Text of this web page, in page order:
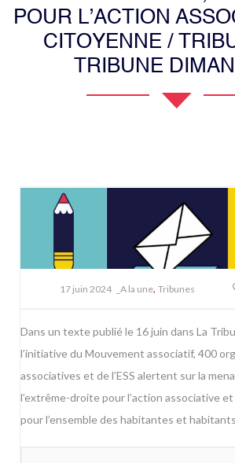
POUR L’ACTION
CITOYENNE /
TRIBUNE
17 juin 2024 _A la une, Tribunes
Dans un texte publié le 16 juin dans La
l’initiative du Mouvement associatif, 400
associatives et de l’ESS alertent sur la
l’extrême-droite pour l’action associative
pour l’ensemble des habitantes et